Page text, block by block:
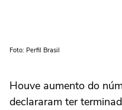
Foto: Perfil Brasil
Houve aumento do
declararam ter